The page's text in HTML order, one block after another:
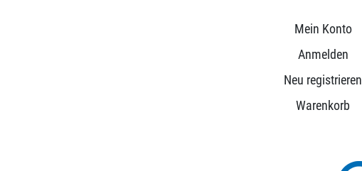
Mein Konto
Anmelden
Neu registrieren
Warenkorb